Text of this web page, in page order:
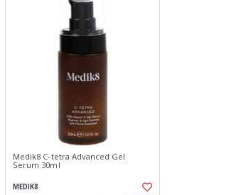
Medik8 C-tetra Advanced Gel
Serum 30ml
MEDIK8